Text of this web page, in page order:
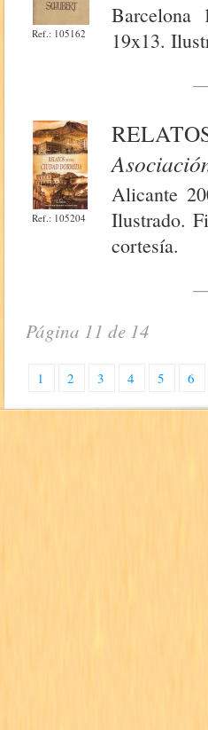
Ref.: 105162
Barcelona
19x13.
Ref.: 105204
Alicante
Ilustrado.
cortesía.
Página 11 de 14
1 2 3 4 5 6